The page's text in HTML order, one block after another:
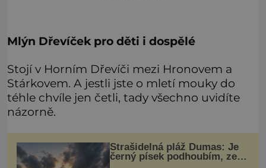
Mlýn Dřevíček pro děti i dospělé
Stojí v Horním Dřevíči mezi Hronovem a
Stárkovem. A jestli jste o mletí mouky do
téhle chvíle jen četli, tady všechno uvidíte
názorně.
Strašidelná pláž Dumas: Je
černý písek podhoubím, ze